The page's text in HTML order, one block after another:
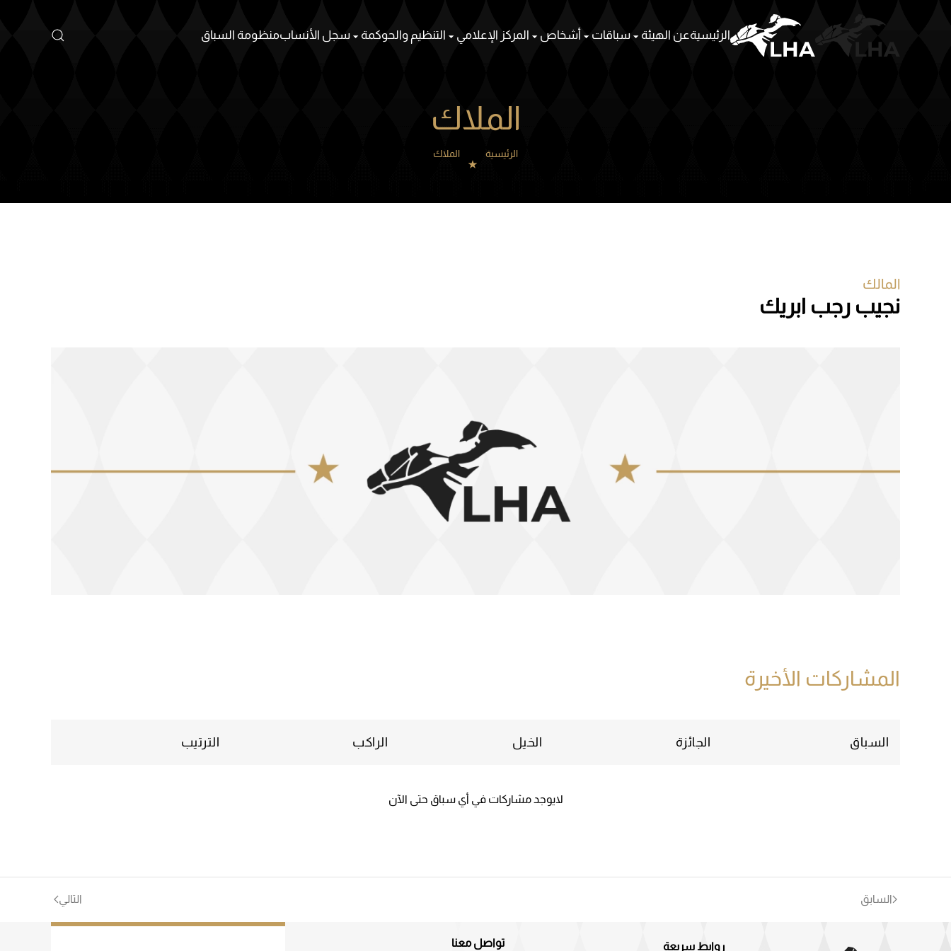
Skip to main content الرئيسيةعن الهيئة سباقات أشخاص المركز الإعلامي التنظيم والحوكمة سجل الأنسابمنظومة السباق
الملاك
الرئيسية الملاك
المالك
نجيب رجب ابريك
المشاركات الأخيرة
السباق الجائزة الخيل الراكب الترتيب
لايوجد مشاركات في أي سباق حتى الآن
السابق التالي
روابط سريعة تواصل معنا